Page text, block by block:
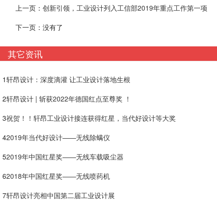
上一页： 创新引领，工业设计列入工信部2019年重点工作第一项
下一页：没有了
其它资讯
1轩昂设计：深度滴灌 让工业设计落地生根
2轩昂设计 | 斩获2022年德国红点至尊奖 ！
3祝贺！！轩昂工业设计接连获得红星，当代好设计等大奖
42019年当代好设计——无线除螨仪
52019年中国红星奖——无线车载吸尘器
62018年中国红星奖——无线喷药机
7轩昂设计亮相中国第二届工业设计展